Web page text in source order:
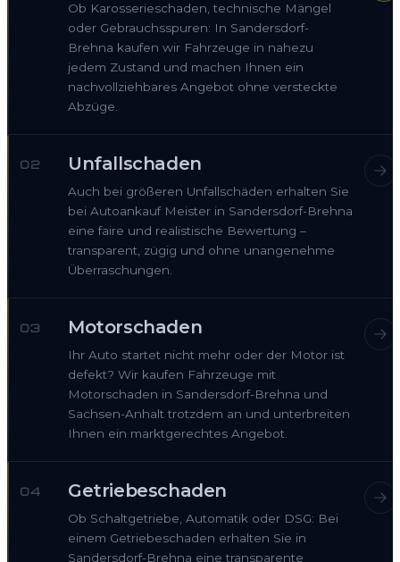
Ob Karosserieschaden, technische Mängel
oder Gebrauchsspuren: In Sandersdorf-
Brehna kaufen wir Fahrzeuge in nahezu
jedem Zustand und machen Ihnen ein
nachvollziehbares Angebot ohne versteckte
Abzüge.
02 Unfallschaden
Auch bei größeren Unfallschäden erhalten Sie
bei Autoankauf Meister in Sandersdorf-Brehna
eine faire und realistische Bewertung –
transparent, zügig und ohne unangenehme
Überraschungen.
03 Motorschaden
Ihr Auto startet nicht mehr oder der Motor ist
defekt? Wir kaufen Fahrzeuge mit
Motorschaden in Sandersdorf-Brehna und
Sachsen-Anhalt trotzdem an und unterbreiten
Ihnen ein marktgerechtes Angebot.
04 Getriebeschaden
Ob Schaltgetriebe, Automatik oder DSG: Bei
einem Getriebeschaden erhalten Sie in
Sandersdorf-Brehna eine transparente